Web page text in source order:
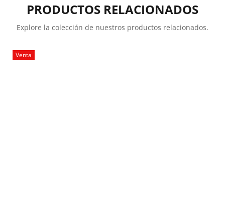
PRODUCTOS RELACIONADOS
Explore la colección de nuestros productos relacionados.
Venta